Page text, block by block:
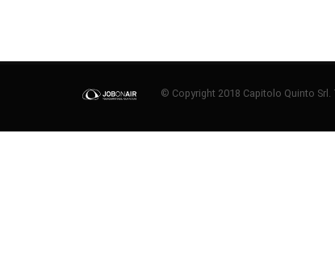
© Copyright 2018 Capitolo Quinto Srl.